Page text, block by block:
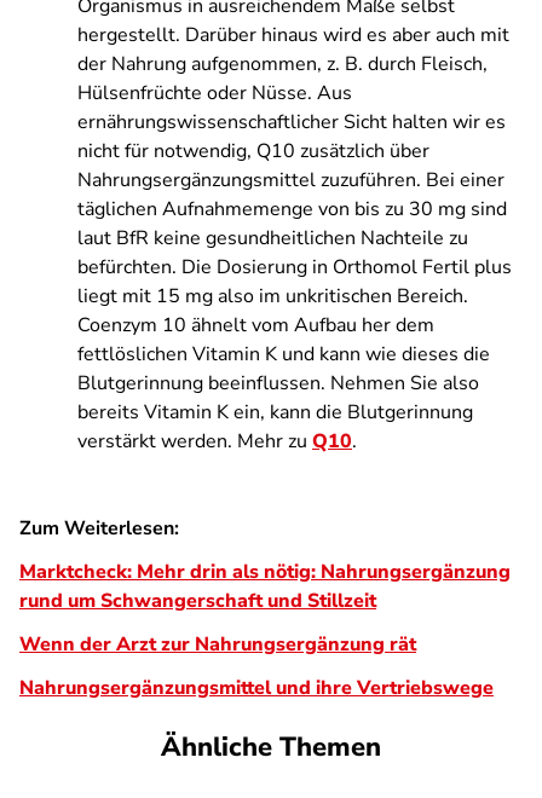
Organismus in ausreichendem Maße selbst
hergestellt. Darüber hinaus wird es aber auch mit
der Nahrung aufgenommen, z. B. durch Fleisch,
Hülsenfrüchte oder Nüsse. Aus
ernährungswissenschaftlicher Sicht halten wir es
nicht für notwendig, Q10 zusätzlich über
Nahrungsergänzungsmittel zuzuführen. Bei einer
täglichen Aufnahmemenge von bis zu 30 mg sind
laut BfR keine gesundheitlichen Nachteile zu
befürchten. Die Dosierung in Orthomol Fertil plus
liegt mit 15 mg also im unkritischen Bereich.
Coenzym 10 ähnelt vom Aufbau her dem
fettlöslichen Vitamin K und kann wie dieses die
Blutgerinnung beeinflussen. Nehmen Sie also
bereits Vitamin K ein, kann die Blutgerinnung
verstärkt werden. Mehr zu Q10.
Zum Weiterlesen:
Marktcheck: Mehr drin als nötig: Nahrungsergänzung
rund um Schwangerschaft und Stillzeit
Wenn der Arzt zur Nahrungsergänzung rät
Nahrungsergänzungsmittel und ihre Vertriebswege
Ähnliche Themen